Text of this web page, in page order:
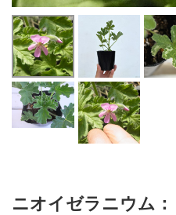
ニオイゼラニウム